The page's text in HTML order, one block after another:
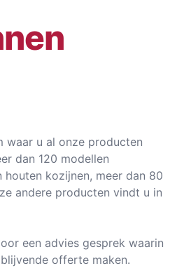
waar u al onze producten
dan 120 modellen
kozijnen, meer dan 80
andere producten vindt u in
een advies gesprek waarin
offerte maken.